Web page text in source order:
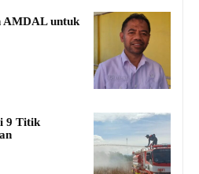
AMDAL untuk
9 Titik